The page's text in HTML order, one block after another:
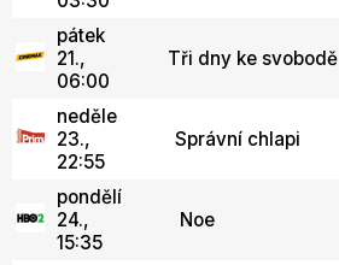
pátek
21.,
06:00
Tři dny ke svobodě
neděle
23.,
22:55
Správní chlapi
pondělí
24.,
15:35
Noe